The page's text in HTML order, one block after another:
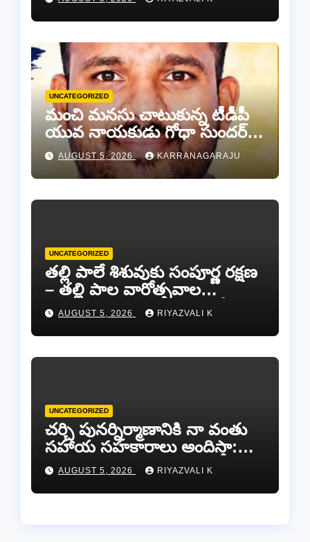
ఛైర్మన్ డాక్టర్ డాలర్స్ దివాకర్
రెడ్డి…
UNCATEGORIZED
మంచి మనసు చాటుకున్న టీడీపీ
యువ నాయకుడు గోధా సుందర్
రెడ్డి.AUGUST 5, 2026 KARRANAGARAJU
UNCATEGORIZED
తల్లి పాలే శిశువుకు సంపూర్ణ రక్షణ
– తల్లి పాల వారోత్సవాల
సందర్భంగా అవగాహన ర్యాలీ…
AUGUST 5, 2026 RIYAZVALI K
UNCATEGORIZED
చర్చి పునర్నిర్మాణానికి నా వంతు
సహాయ సహకారాలు అందిస్తా:
చంద్రగిరి ఎమ్మెల్యే పులివర్తి నాని.
AUGUST 5, 2026 RIYAZVALI K